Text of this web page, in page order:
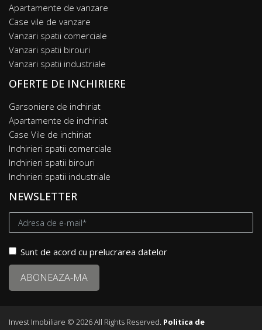
Apartamente de vanzare
Case vile de vanzare
Vanzari spatii comerciale
Vanzari spatii birouri
Vanzari spatii industriale
OFERTE DE INCHIRIERE
Garsoniere de inchiriat
Apartamente de inchiriat
Case Vile de inchiriat
Inchirieri spatii comerciale
Inchirieri spatii birouri
Inchirieri spatii industriale
NEWSLETTER
Sunt de acord cu prelucrarea datelor
Invest Imobiliare © 2026 All Rights Reserved. Politica de